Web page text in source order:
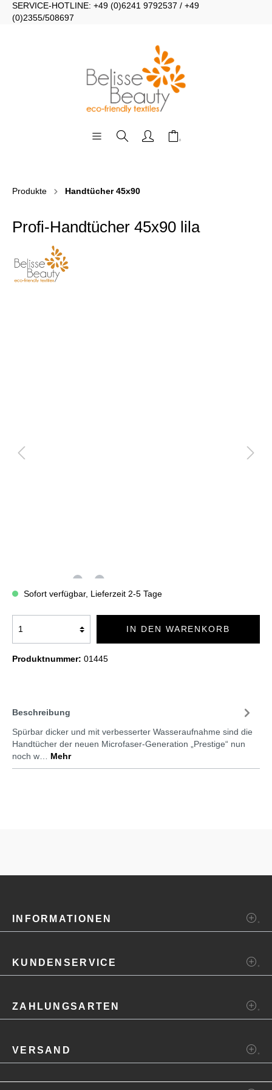
SERVICE-HOTLINE: +49 (0)6241 9792537 / +49
(0)2355/508697
Produkte Handtücher 45x90
Profi-Handtücher 45x90 lila
Sofort verfügbar, Lieferzeit 2-5 Tage
IN DEN WARENKORB
Produktnummer: 01445
Beschreibung
Spürbar dicker und mit verbesserter Wasseraufnahme sind die
Handtücher der neuen Microfaser-Generation „Prestige“ nun
noch w… Mehr
INFORMATIONEN
KUNDENSERVICE
ZAHLUNGSARTEN
VERSAND